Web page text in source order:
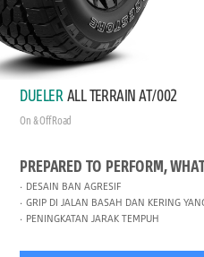
DUELER ALL TERRAIN AT/002
On & Off Road
PREPARED TO PERFORM,
DESAIN BAN AGRESIF
GRIP DI JALAN BASAH DAN KERING
PENINGKATAN JARAK TEMPUH